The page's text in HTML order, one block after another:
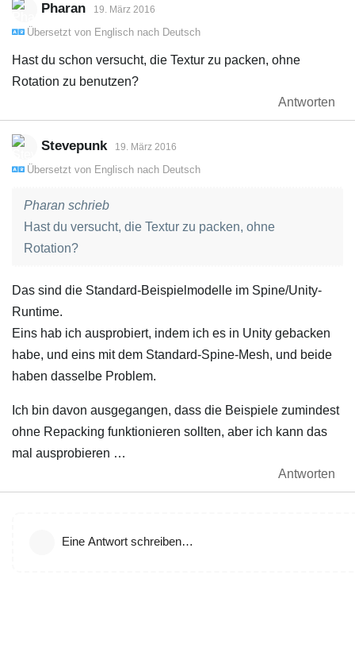
Pharan 19. März 2016
Übersetzt von Englisch nach Deutsch
Hast du schon versucht, die Textur zu packen, ohne
Rotation zu benutzen?
Antworten
Stevepunk 19. März 2016
Übersetzt von Englisch nach Deutsch
Pharan schrieb
Hast du versucht, die Textur zu packen, ohne
Rotation?
Das sind die Standard-Beispielmodelle im Spine/Unity-
Runtime.
Eins hab ich ausprobiert, indem ich es in Unity gebacken
habe, und eins mit dem Standard-Spine-Mesh, und beide
haben dasselbe Problem.
Ich bin davon ausgegangen, dass die Beispiele zumindest
ohne Repacking funktionieren sollten, aber ich kann das
mal ausprobieren …
Antworten
Eine Antwort schreiben…